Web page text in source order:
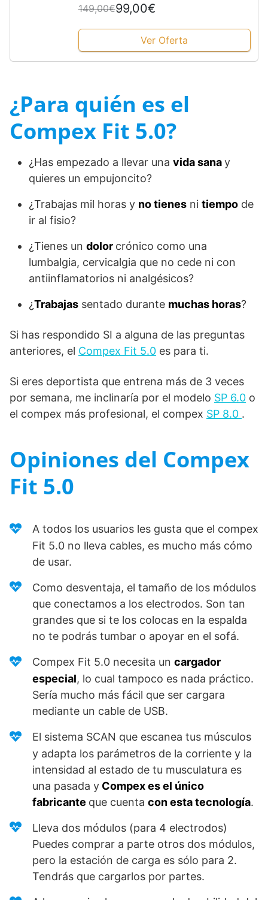
149,00€99,00€
Ver Oferta
¿Para quién es el
Compex Fit 5.0?
¿Has empezado a llevar una vida sanay
quieres un empujoncito?
¿Trabajas mil horas y no tienes ni tiempo de
ir al fisio?
¿Tienes un dolor crónico como una
lumbalgia, cervicalgia que no cede ni con
antiinflamatorios ni analgésicos?
¿Trabajas sentado durante muchas horas?
Si has respondido SI a alguna de las preguntas
anteriores, el Compex Fit 5.0 es para ti.
Si eres deportista que entrena más de 3 veces
por semana, me inclinaría por el modelo SP 6.0 o
el compex más profesional, el compex SP 8.0 .
Opiniones del Compex
Fit 5.0
A todos los usuarios les gusta que el compex
Fit 5.0 no lleva cables, es mucho más cómo
de usar.
Como desventaja, el tamaño de los módulos
que conectamos a los electrodos. Son tan
grandes que si te los colocas en la espalda
no te podrás tumbar o apoyar en el sofá.
Compex Fit 5.0 necesita un cargador
especial, lo cual tampoco es nada práctico.
Sería mucho más fácil que ser cargara
mediante un cable de USB.
El sistema SCAN que escanea tus músculos
y adapta los parámetros de la corriente y la
intensidad al estado de tu musculatura es
una pasada y Compex es el único
fabricante que cuenta con esta tecnología.
Lleva dos módulos (para 4 electrodos)
Puedes comprar a parte otros dos módulos,
pero la estación de carga es sólo para 2.
Tendrás que cargarlos por partes.